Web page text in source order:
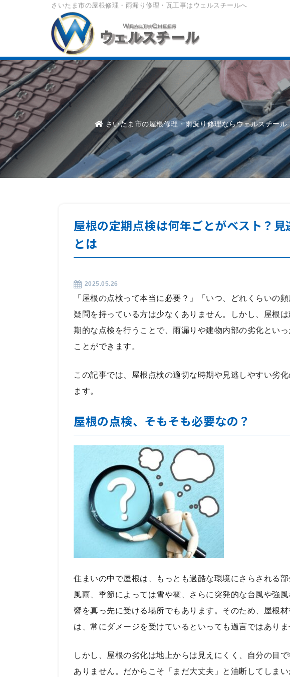
さいたま市の屋根修理・雨漏り修理・瓦工事はウェルスチールへ
さいたま市の屋根修理・雨漏り修理ならウェルスチール
屋根の定期点検は何年ごとがベスト？
とは
2025.05.26
「屋根の点検って本当に必要？」「いつ、どれくらいの
疑問を持っている方は少なくありません。しかし、屋根
期的な点検を行うことで、雨漏りや建物内部の劣化とい
ことができます。
この記事では、屋根点検の適切な時期や見逃しやすい劣
ます。
屋根の点検、そもそも必要なの？
住まいの中で屋根は、もっとも過酷な環境にさらされる部
風雨、季節によっては雪や雹、さらに突発的な台風や強
響を真っ先に受ける場所でもあります。そのため、屋根
は、常にダメージを受けているといっても過言ではありま
しかし、屋根の劣化は地上からは見えにくく、自分の目
ありません。だからこそ「まだ大丈夫」と油断してしま